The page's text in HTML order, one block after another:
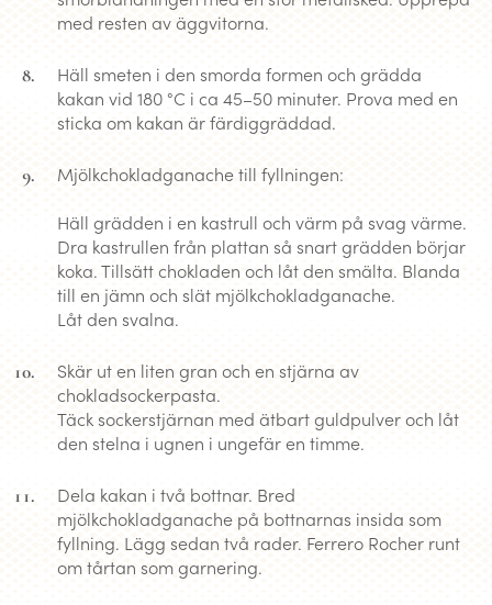
med resten av äggvitorna.
Häll smeten i den smorda formen och grädda
kakan vid 180 °C i ca 45–50 minuter. Prova med en
sticka om kakan är färdiggräddad.
Mjölkchokladganache till fyllningen:
Häll grädden i en kastrull och värm på svag värme.
Dra kastrullen från plattan så snart grädden börjar
koka. Tillsätt chokladen och låt den smälta. Blanda
till en jämn och slät mjölkchokladganache.
Låt den svalna.
Skär ut en liten gran och en stjärna av
chokladsockerpasta.
Täck sockerstjärnan med ätbart guldpulver och låt
den stelna i ugnen i ungefär en timme.
Dela kakan i två bottnar. Bred
mjölkchokladganache på bottnarnas insida som
fyllning. Lägg sedan två rader. Ferrero Rocher runt
om tårtan som garnering.